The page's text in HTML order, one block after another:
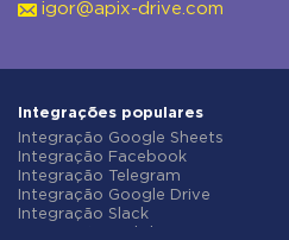
igor@apix-drive.com
Integrações populares
Integração Google Sheets
Integração Facebook
Integração Telegram
Integração Google Drive
Integração Slack